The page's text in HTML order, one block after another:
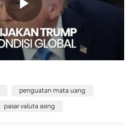
penguatan mata uang
pasar valuta asing